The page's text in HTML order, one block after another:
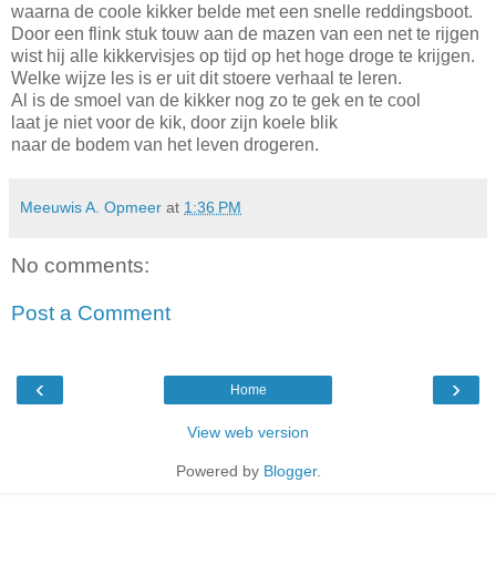
waarna de coole kikker belde met een snelle reddingsboot.
Door een flink stuk touw aan de mazen van een net te rijgen
wist hij alle kikkervisjes op tijd op het hoge droge te krijgen.
Welke wijze les is er uit dit stoere verhaal te leren.
Al is de smoel van de kikker nog zo te gek en te cool
laat je niet voor de kik, door zijn koele blik
naar de bodem van het leven drogeren.
Meeuwis A. Opmeer at 1:36 PM
No comments:
Post a Comment
‹ ›
Home
View web version
Powered by Blogger.